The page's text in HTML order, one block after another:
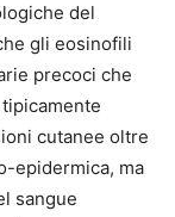
del
gli eosinofili
precoci che
cutanee oltre
epidermica, ma
sangue